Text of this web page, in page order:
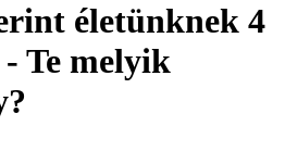
életünknek 4
- Te melyik